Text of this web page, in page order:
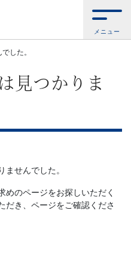
メニュー
した。
見つかりま
せんでした。
めのページをお探しいただく
だき、ページをご確認くださ